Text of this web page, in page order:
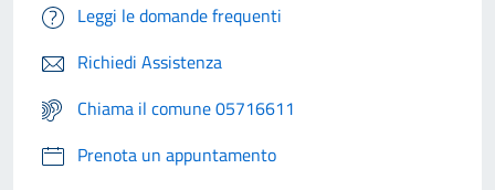
Leggi le domande frequenti
Richiedi Assistenza
Chiama il comune 05716611
Prenota un appuntamento